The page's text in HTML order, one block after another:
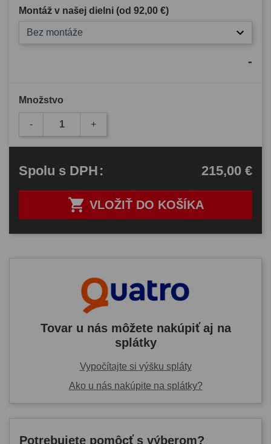
Montáž v našej dielni (od 92,00 €)
Bez montáže
-
Množstvo
- +
 VLOŽIŤ DO KOŠÍKA
Spolu s DPH: 215,00 €
Tovar u nás môžete nakúpiť aj na
splátky
Vypočítajte si výšku spláty
Ako u nás nakúpite na splátky?
Potrebujete pomôcť s výberom?